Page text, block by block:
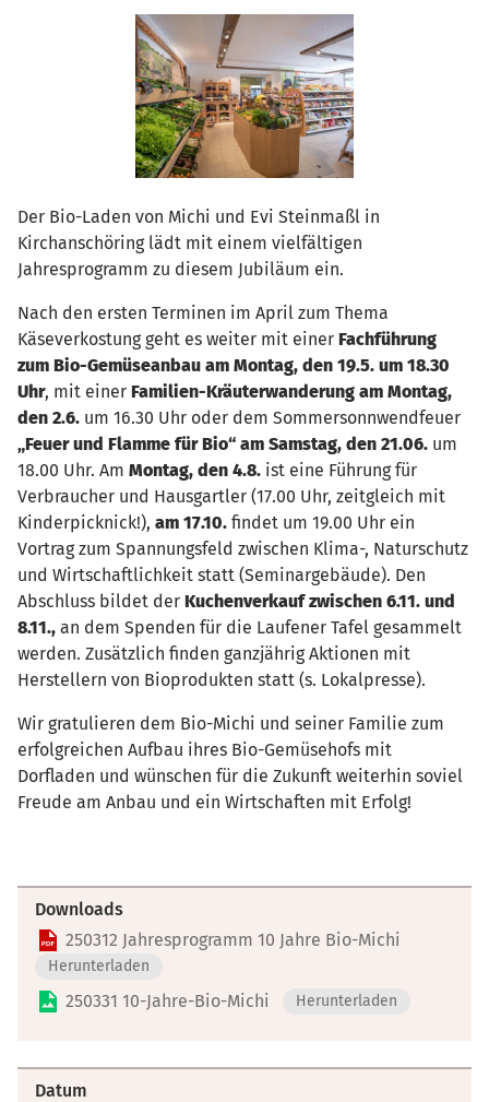
Der Bio-Laden von Michi und Evi Steinmaßl in
Kirchanschöring lädt mit einem vielfältigen
Jahresprogramm zu diesem Jubiläum ein.
Nach den ersten Terminen im April zum Thema
Käseverkostung geht es weiter mit einer Fachführung
zum Bio-Gemüseanbau am Montag, den 19.5. um 18.30
Uhr, mit einer Familien-Kräuterwanderung am Montag,
den 2.6. um 16.30 Uhr oder dem Sommersonnwendfeuer
„Feuer und Flamme für Bio“ am Samstag, den 21.06. um
18.00 Uhr. Am Montag, den 4.8. ist eine Führung für
Verbraucher und Hausgartler (17.00 Uhr, zeitgleich mit
Kinderpicknick!), am 17.10. findet um 19.00 Uhr ein
Vortrag zum Spannungsfeld zwischen Klima-, Naturschutz
und Wirtschaftlichkeit statt (Seminargebäude). Den
Abschluss bildet der Kuchenverkauf zwischen 6.11. und
8.11., an dem Spenden für die Laufener Tafel gesammelt
werden. Zusätzlich finden ganzjährig Aktionen mit
Herstellern von Bioprodukten statt (s. Lokalpresse).
Wir gratulieren dem Bio-Michi und seiner Familie zum
erfolgreichen Aufbau ihres Bio-Gemüsehofs mit
Dorfladen und wünschen für die Zukunft weiterhin soviel
Freude am Anbau und ein Wirtschaften mit Erfolg!
Downloads
250312 Jahresprogramm 10 Jahre Bio-Michi
Herunterladen
250331 10-Jahre-Bio-Michi Herunterladen
Datum